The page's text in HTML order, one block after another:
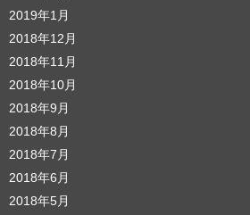
2019年1月
2018年12月
2018年11月
2018年10月
2018年9月
2018年8月
2018年7月
2018年6月
2018年5月